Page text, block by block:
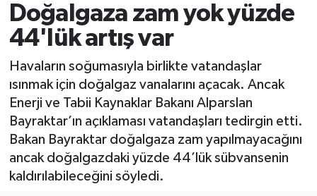
Doğalgaza zam yok yüzde
44'lük artış var
Havaların soğumasıyla birlikte vatandaşlar
ısınmak için doğalgaz vanalarını açacak. Ancak
Enerji ve Tabii Kaynaklar Bakanı Alparslan
Bayraktar’ın açıklaması vatandaşları tedirgin etti.
Bakan Bayraktar doğalgaza zam yapılmayacağını
ancak doğalgazdaki yüzde 44’lük sübvansenin
kaldırılabileceğini söyledi.
İzmir Namaz Vakitleri
İzmir Trafik Yoğunluk Haritası
Süper Lig Puan Durumu ve Fikstür
Tüm Manşetler
Son Dakika Haberleri